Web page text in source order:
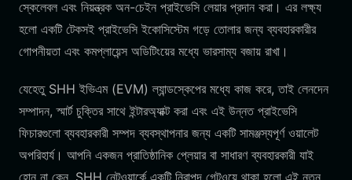
স্কেলেবল এবং নিয়ন্ত্রক অন-চেইন প্রাইভেসি লেয়ার প্রদান করা। এর লক্ষ্য
হলো একটি টেকসই প্রাইভেসি ইকোসিস্টেম গড়ে তোলার জন্য ব্যবহারকারীর
গোপনীয়তা এবং কমপ্লায়েন্স অডিটিংয়ের মধ্যে ভারসাম্য বজায় রাখা।
যেহেতু SHH ইভিএম (EVM) ল্যান্ডস্কেপের মধ্যে কাজ করে, তাই লেনদেন
সম্পাদন, স্মার্ট চুক্তির সাথে ইন্টারঅ্যাক্ট করা এবং এই উন্নত প্রাইভেসি
ফিচারগুলো ব্যবহারকারী সম্পদ ব্যবস্থাপনার জন্য একটি সামঞ্জস্যপূর্ণ ওয়ালেট
অপরিহার্য। আপনি একজন প্রাতিষ্ঠানিক প্লেয়ার বা সাধারণ ব্যবহারকারী যাই
হোন না কেন, SHH নেটওয়ার্কে একটি নিরাপদ গেটওয়ে থাকা হলো এই নতুন